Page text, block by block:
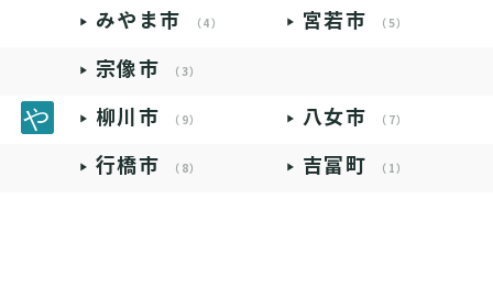
みやま市 （4） 宮若市 （5）
宗像市 （3）
柳川市 （9） 八女市 （7）
行橋市 （8） 吉富町 （1）